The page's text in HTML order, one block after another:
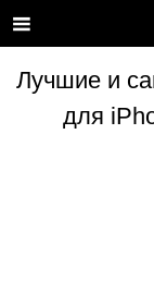
Лучшие и
для